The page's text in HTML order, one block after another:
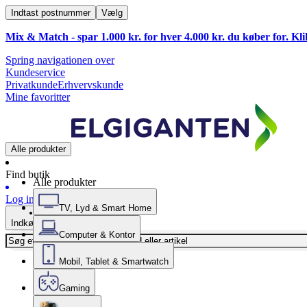
Indtast postnummer Vælg
Mix & Match - spar 1.000 kr. for hver 4.000 kr. du køber for.
Spring navigationen over
Kundeservice
PrivatkundeErhvervskunde
Mine favoritter
Alle produkter
Find butik
Log ind
Indkøbskurv
Alle produkter
TV, Lyd & Smart Home
Computer & Kontor
Mobil, Tablet & Smartwatch
Gaming